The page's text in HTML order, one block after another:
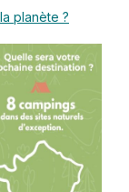
planète ?